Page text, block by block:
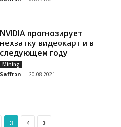
NVIDIA прогнозирует
нехватку видеокарт и в
следующем году
Mining
Saffron - 20.08.2021
3 4